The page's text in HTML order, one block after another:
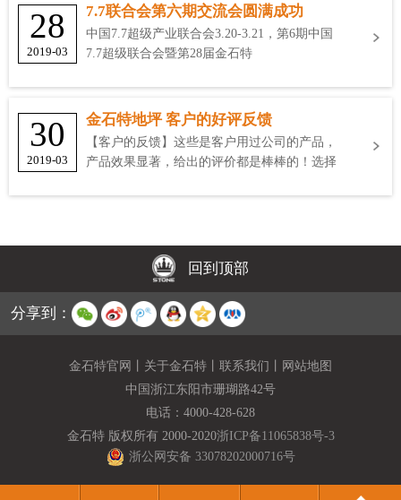
28
2019-03
7.7联合会第六期交流会圆满成功
中国7.7超级产业联合会3.20-3.21，第6期中国
7.7超级联合会暨第28届金石特
30
2019-03
金石特地坪 客户的好评反馈
【客户的反馈】这些是客户用过公司的产品，
产品效果显著，给出的评价都是棒棒的！选择
回到顶部
分享到：
金石特官网 关于金石特 联系我们
网站地图
中国浙江东阳市珊瑚路42号
电话： 4000-428-628
金石特 版权所有 2000-2020浙ICP备11065838号-3
浙公网安备 33078202000716号